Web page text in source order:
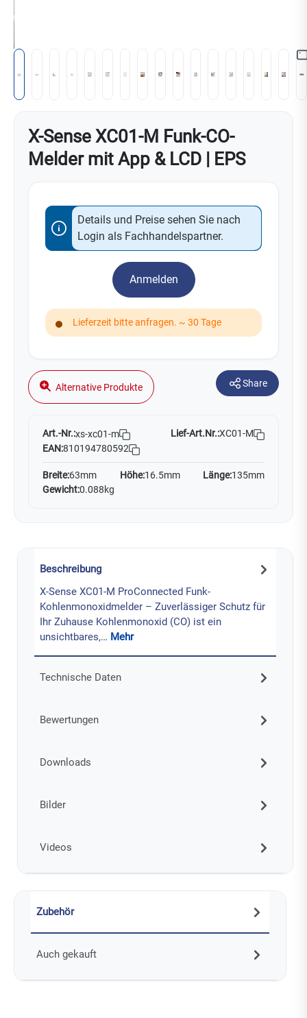
X-Sense XC01-M Funk-CO-
Melder mit App & LCD | EPS
Details und Preise sehen Sie nach
Login als Fachhandelspartner.
Anmelden
Lieferzeit bitte anfragen. ~ 30 Tage
Alternative Produkte Share
Art.-Nr.:xs-xc01-m Lief-Art.Nr.:XC01-M
EAN:810194780592
Breite:63mm Höhe:16.5mm Länge:135mm
Gewicht:0.088kg
Beschreibung
X-Sense XC01-M ProConnected Funk-
Kohlenmonoxidmelder – Zuverlässiger Schutz für
Ihr Zuhause Kohlenmonoxid (CO) ist ein
unsichtbares,… Mehr
Technische Daten
Bewertungen
Downloads
Bilder
Videos
Zubehör
Auch gekauft